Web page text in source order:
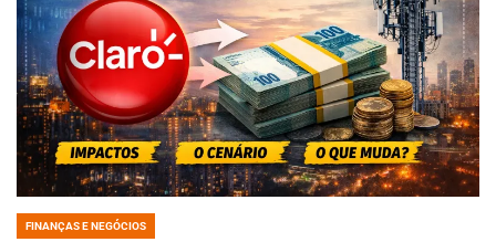
POSTED
FINANÇAS E NEGÓCIOS